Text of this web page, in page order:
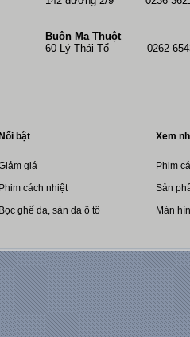
Buôn Ma Thuột
60 Lý Thái Tổ 0262
Nổi bật
giá
Phim cách nhiệt
Bọc ghế da, sàn da ô tô
Xem
Phim
Sản
Màn